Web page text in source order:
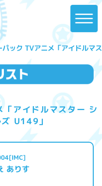
パック TVアニメ「アイドルマ
アイドルマスター シ
U149」
ありす